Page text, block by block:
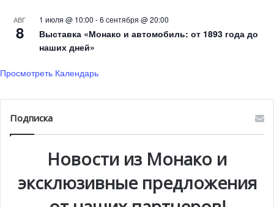
княжестве;
справочник, содержащий контактные данные всех
княжестве;
архивирование персональных данных
фармацевтов для вызова на дом, обновляемые в
режиме реального времени.
АВГ
8
1 июля @ 10:00 -6 сентября @ 20:00
Выставка «Монако и автомобиль: от 1893 года до
наших дней»
Просмотреть Календарь
Подписка
Новости из Монако и
эксклюзивные предложения